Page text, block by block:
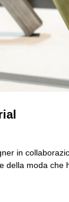
in
moda